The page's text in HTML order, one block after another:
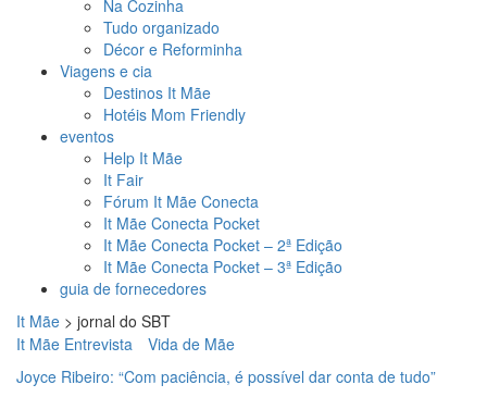
Na Cozinha
Tudo organizado
Décor e Reforminha
Viagens e cia
Destinos It Mãe
Hotéis Mom Friendly
eventos
Help It Mãe
It Fair
Fórum It Mãe Conecta
It Mãe Conecta Pocket
It Mãe Conecta Pocket – 2ª Edição
It Mãe Conecta Pocket – 3ª Edição
guia de fornecedores
It Mãe > jornal do SBT
It Mãe Entrevista
Vida de Mãe
Joyce Ribeiro: “Com paciência, é possível dar conta de tudo”